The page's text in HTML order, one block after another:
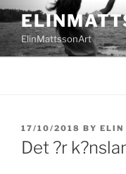
Skip
to
contentElinMattssonArt
POSTED
ON
17/10/2018 BY ELIN
Det ?r